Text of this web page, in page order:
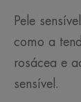
Pele
como a
rosácea e
sensível.